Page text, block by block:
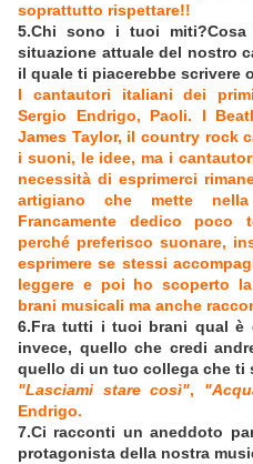
soprattutto rispettare!!
5.Chi sono i tuoi
situazione attuale del nostro
il quale ti piacerebbe scrivere
I cantautori italiani dei
Sergio Endrigo, Paoli. I
James Taylor, il country rock
i suoni, le idee, ma i
necessità di esprimerci
artigiano che mette
Francamente dedico poco
perché preferisco suonare,
esprimere se stessi
leggere e poi ho scoperto
brani musicali ma anche
6.Fra tutti i tuoi brani qual è
invece, quello che credi
quello di un tuo collega che ti
"Lasciami stare così",
Endrigo.
7.Ci racconti un aneddoto
protagonista della nostra